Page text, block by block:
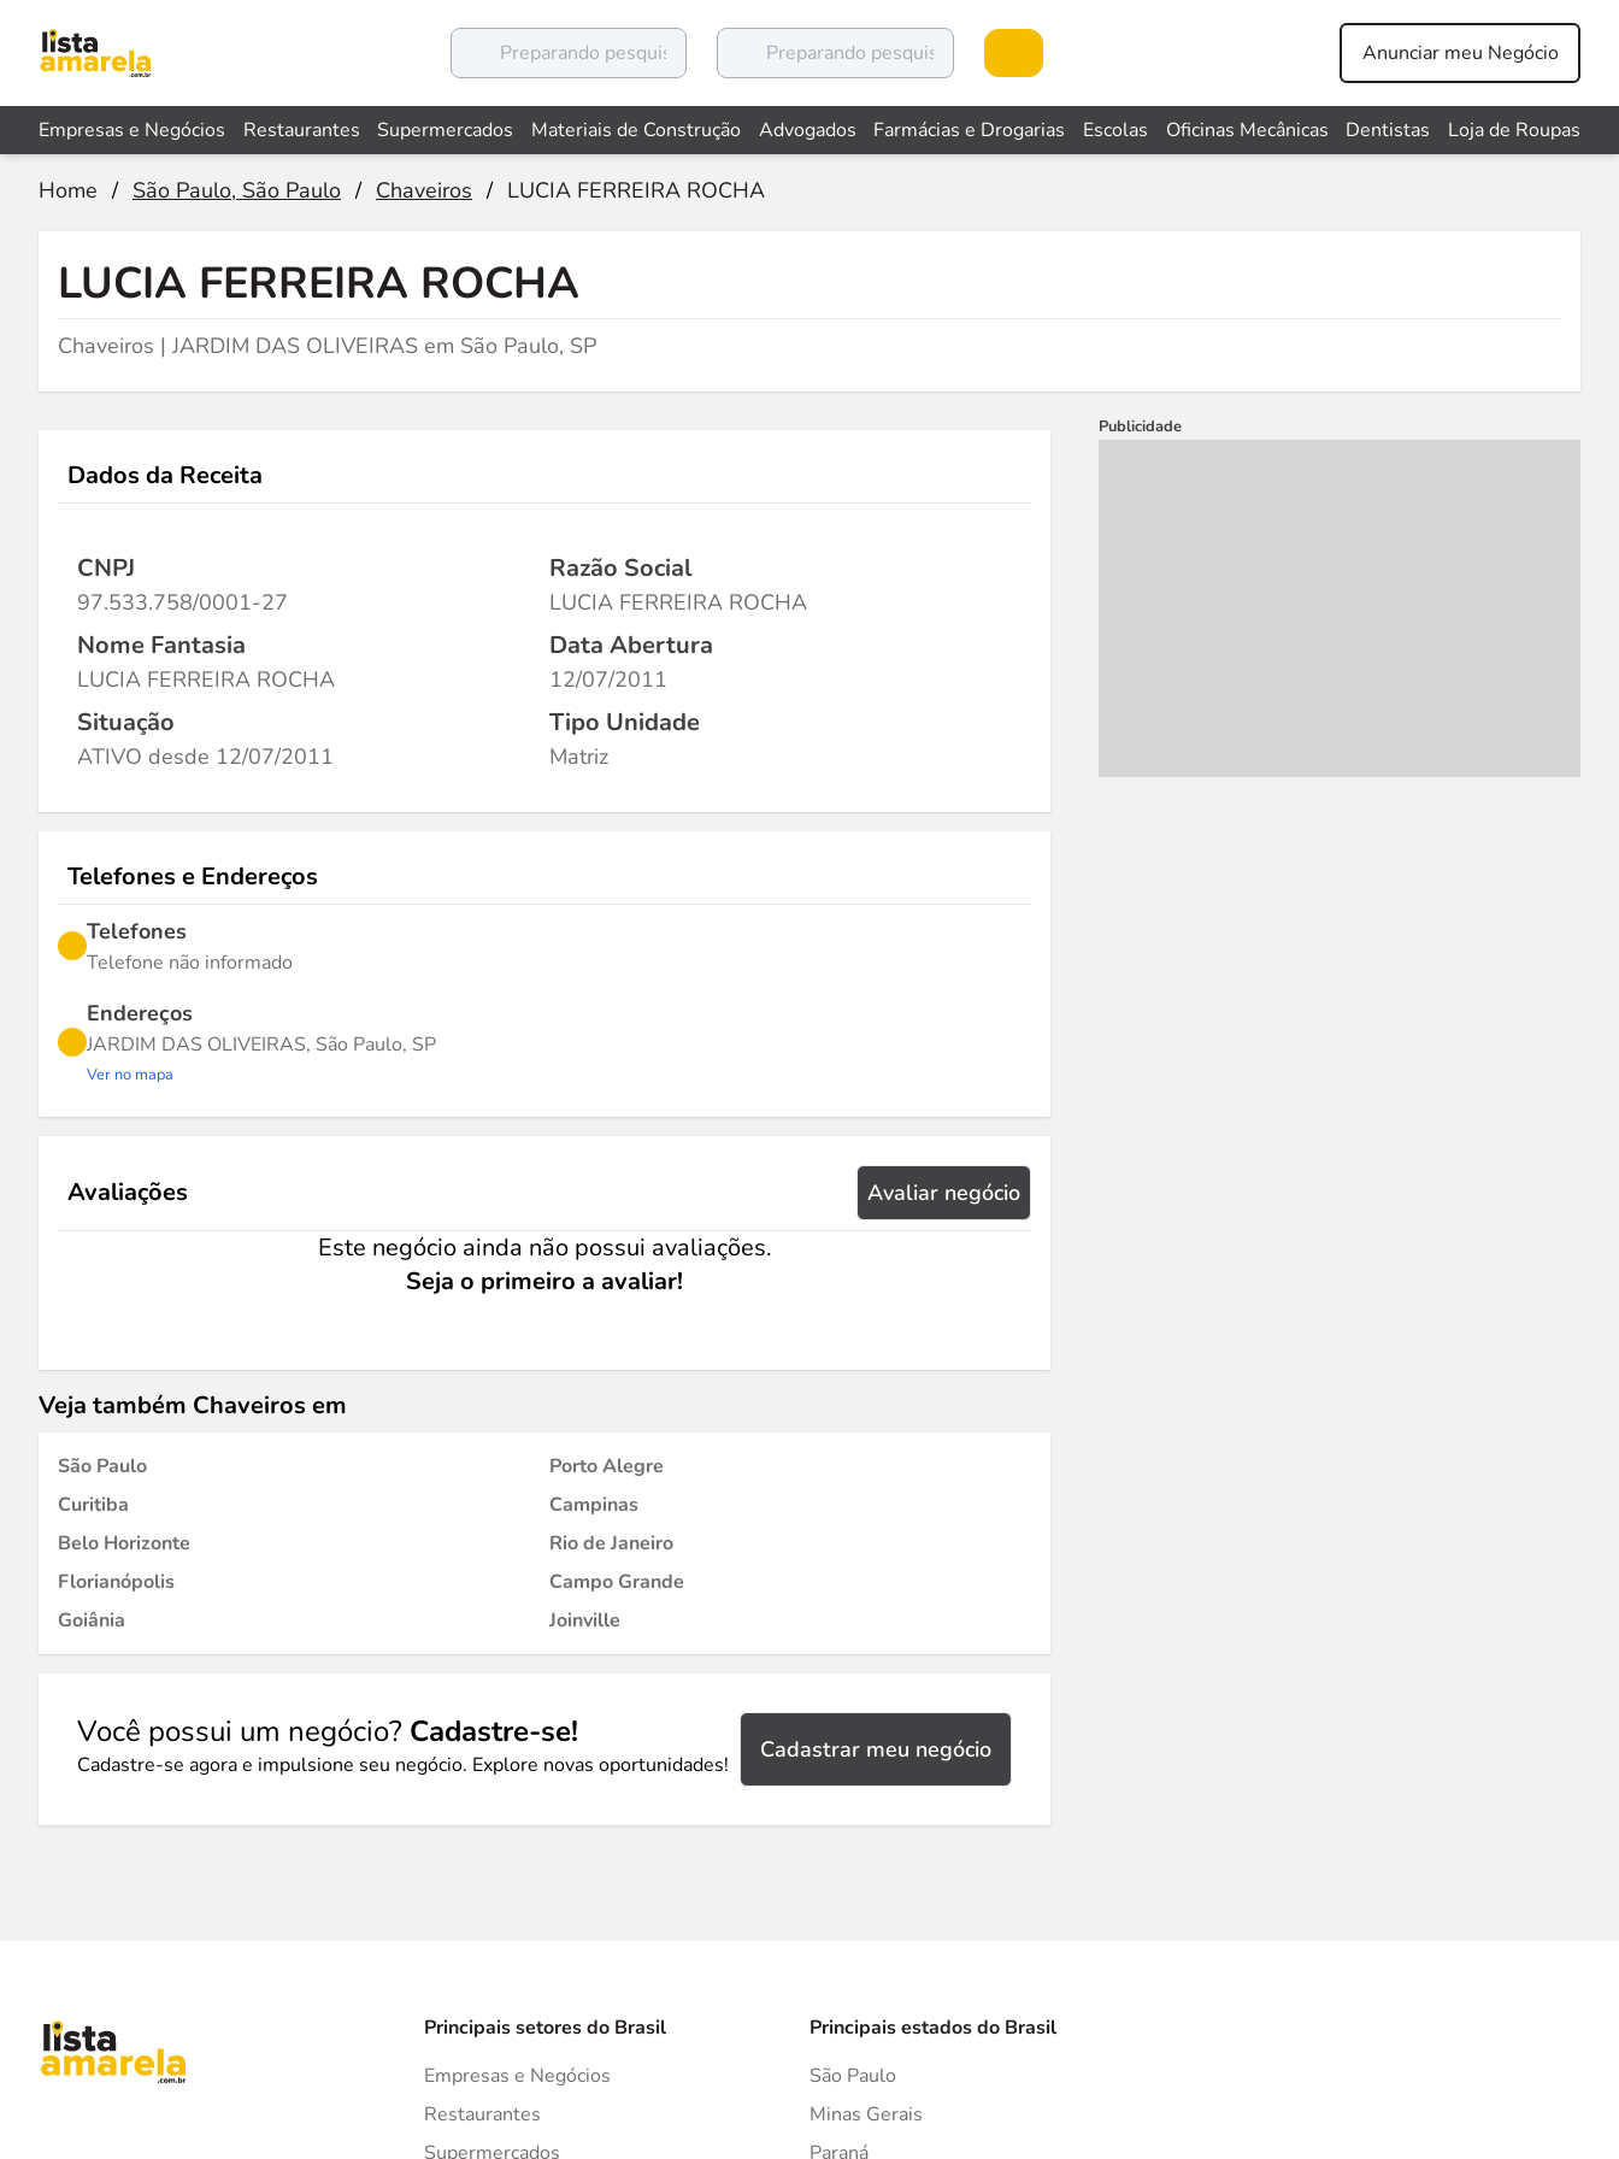
Anunciar meu Negócio
Empresas e Negócios Restaurantes Supermercados Materiais de Construção Advogados Farmácias e Drogarias Escolas Oficinas Mecânicas Dentistas Loja de Roupas
Home / São Paulo, São Paulo / Chaveiros / LUCIA FERREIRA ROCHA
LUCIA FERREIRA ROCHA
Chaveiros | JARDIM DAS OLIVEIRAS em São Paulo, SP
Dados da Receita
CNPJ
97.533.758/0001-27
Razão Social
LUCIA FERREIRA ROCHA
Nome Fantasia
LUCIA FERREIRA ROCHA
Data Abertura
12/07/2011
Situação
ATIVO desde 12/07/2011
Tipo Unidade
Matriz
Telefones e Endereços
Telefones
Telefone não informado
Endereços
JARDIM DAS OLIVEIRAS, São Paulo, SP
Ver no mapa
Avaliações Avaliar negócio
Este negócio ainda não possui avaliações.
Seja o primeiro a avaliar!
Veja também Chaveiros em
São Paulo
Porto Alegre
Curitiba
Campinas
Belo Horizonte
Rio de Janeiro
Florianópolis
Campo Grande
Goiânia
Joinville
Você possui um negócio? Cadastre-se!
Cadastre-se agora e impulsione seu negócio. Explore novas oportunidades!
Cadastrar meu negócio
Publicidade
Principais setores do Brasil
Empresas e Negócios
Restaurantes
Supermercados
Principais estados do Brasil
São Paulo
Minas Gerais
Paraná